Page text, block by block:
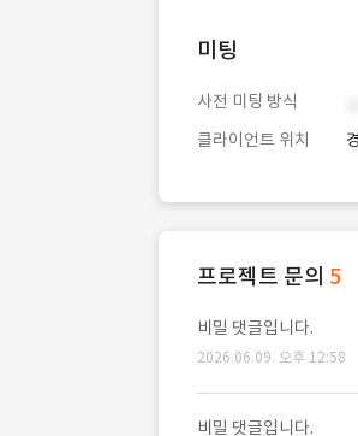
미팅
사전 미팅 방식
클라이언트 위치
프로젝트 문의 5
비밀 댓글입니다.
2026.06.09. 오후 12:58
비밀 댓글입니다.